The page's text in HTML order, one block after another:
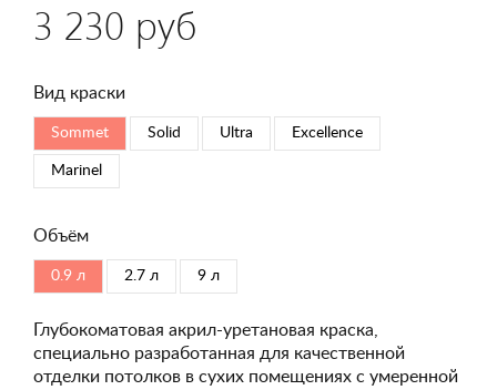
3 230 руб
Вид краски
Sommet Solid Ultra Excellence
Marinel
Объём
0.9 л 2.7 л 9 л
Глубокоматовая акрил-уретановая краска,
специально разработанная для качественной
отделки потолков в сухих помещениях с умеренной